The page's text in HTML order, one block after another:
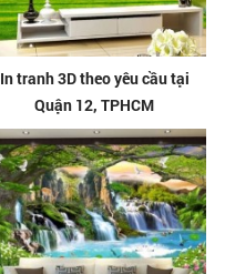
In tranh 3D theo yêu cầu tại
Quận 12, TPHCM